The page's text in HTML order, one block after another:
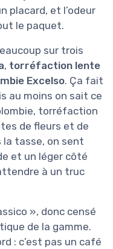
placard, et l’odeur
le paquet.
sur trois
, torréfaction lente
Excelso. Ça fait
au moins on sait ce
torréfaction
de fleurs et de
la tasse, on sent
et un léger côté
à un truc
», donc censé
de la gamme.
: c’est pas un café